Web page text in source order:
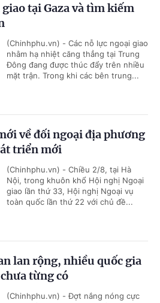
tại Gaza và tìm kiếm
(Chinhphu.vn) - Các nỗ lực ngoại giao
nhằm hạ nhiệt căng thẳng tại Trung
Đông đang được thúc đẩy trên nhiều
mặt trận. Trong khi các bên trung...
về đối ngoại địa phương
triển mới
(Chinhphu.vn) - Chiều 2/8, tại Hà
Nội, trong khuôn khổ Hội nghị Ngoại
giao lần thứ 33, Hội nghị Ngoại vụ
toàn quốc lần thứ 22 với chủ đề...
lan rộng, nhiều quốc gia
từng có
(Chinhphu.vn) - Đợt nắng nóng cực